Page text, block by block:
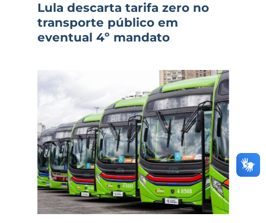
Lula descarta tarifa zero no
transporte público em
eventual 4º mandato